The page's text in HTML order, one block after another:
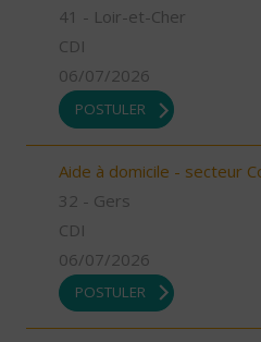
41 - Loir-et-Cher
CDI
06/07/2026
POSTULER
Aide à domicile - secteur
32 - Gers
CDI
06/07/2026
POSTULER